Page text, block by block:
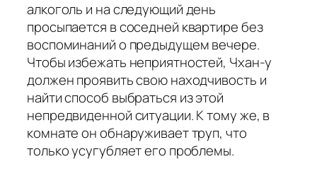
алкоголь и на следующий день
просыпается в соседней квартире без
воспоминаний о предыдущем вечере.
Чтобы избежать неприятностей, Чхан-у
должен проявить свою находчивость и
найти способ выбраться из этой
непредвиденной ситуации. К тому же, в
комнате он обнаруживает труп, что
только усугубляет его проблемы.